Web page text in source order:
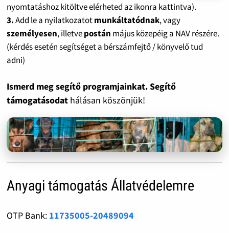
nyomtatáshoz kitöltve elérheted az ikonra kattintva).
3.Add le a nyilatkozatotmunkáltatódnak, vagy
személyesen, illetvepostán május közepéig a NAV részére.
(kérdés esetén segítséget a bérszámfejtő / könyvelő tud
adni)
Ismerd meg segítő programjainkat. Segítő
támogatásodat hálásan köszönjük!
Anyagi támogatás Állatvédelemre
OTP Bank: 11735005-20489094